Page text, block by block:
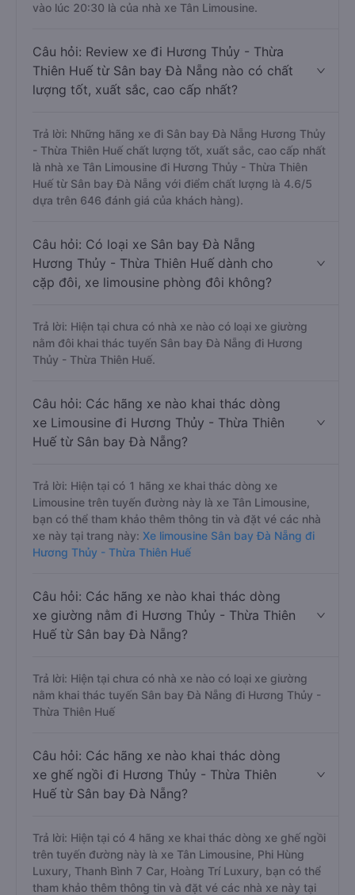
vào lúc 20:30 là của nhà xe Tân Limousine.
Câu hỏi: Review xe đi Hương Thủy - Thừa
Thiên Huế từ Sân bay Đà Nẵng nào có chất
lượng tốt, xuất sắc, cao cấp nhất?
Trả lời: Những hãng xe đi Sân bay Đà Nẵng Hương Thủy
- Thừa Thiên Huế chất lượng tốt, xuất sắc, cao cấp nhất
là nhà xe Tân Limousine đi Hương Thủy - Thừa Thiên
Huế từ Sân bay Đà Nẵng với điểm chất lượng là 4.6/5
dựa trên 646 đánh giá của khách hàng).
Câu hỏi: Có loại xe Sân bay Đà Nẵng
Hương Thủy - Thừa Thiên Huế dành cho
cặp đôi, xe limousine phòng đôi không?
Trả lời: Hiện tại chưa có nhà xe nào có loại xe giường
nằm đôi khai thác tuyến Sân bay Đà Nẵng đi Hương
Thủy - Thừa Thiên Huế.
Câu hỏi: Các hãng xe nào khai thác dòng
xe Limousine đi Hương Thủy - Thừa Thiên
Huế từ Sân bay Đà Nẵng?
Trả lời: Hiện tại có 1 hãng xe khai thác dòng xe
Limousine trên tuyến đường này là xe Tân Limousine,
bạn có thể tham khảo thêm thông tin và đặt vé các nhà
xe này tại trang này: Xe limousine Sân bay Đà Nẵng đi
Hương Thủy - Thừa Thiên Huế
Câu hỏi: Các hãng xe nào khai thác dòng
xe giường nằm đi Hương Thủy - Thừa Thiên
Huế từ Sân bay Đà Nẵng?
Trả lời: Hiện tại chưa có nhà xe nào có loại xe giường
nằm khai thác tuyến Sân bay Đà Nẵng đi Hương Thủy -
Thừa Thiên Huế
Câu hỏi: Các hãng xe nào khai thác dòng
xe ghế ngồi đi Hương Thủy - Thừa Thiên
Huế từ Sân bay Đà Nẵng?
Trả lời: Hiện tại có 4 hãng xe khai thác dòng xe ghế ngồi
trên tuyến đường này là xe Tân Limousine, Phi Hùng
Luxury, Thanh Bình 7 Car, Hoàng Trí Luxury, bạn có thể
tham khảo thêm thông tin và đặt vé các nhà xe này tại